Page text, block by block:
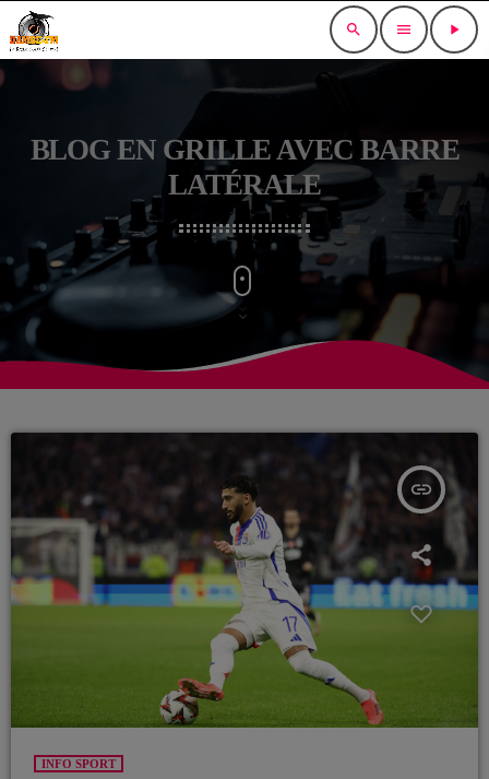
search menu play_arrow
BLOG EN GRILLE AVEC BARRE
LATÉRALE
insert_link
INFO SPORT